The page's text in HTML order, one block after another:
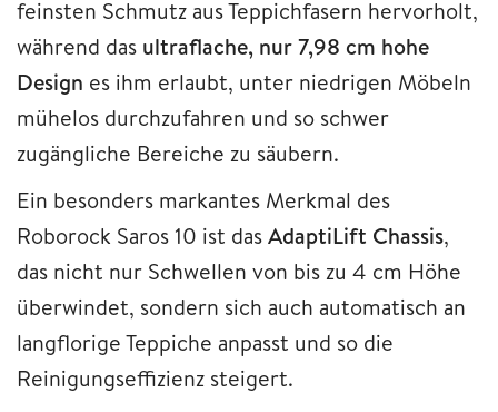
feinsten Schmutz aus Teppichfasern hervorholt,
während das ultraflache, nur 7,98 cm hohe
Design es ihm erlaubt, unter niedrigen Möbeln
mühelos durchzufahren und so schwer
zugängliche Bereiche zu säubern.
Ein besonders markantes Merkmal des
Roborock Saros 10 ist dasAdaptiLift Chassis,
das nicht nur Schwellen von bis zu 4 cm Höhe
überwindet, sondern sich auch automatisch an
langflorige Teppiche anpasst und so die
Reinigungseffizienz steigert.